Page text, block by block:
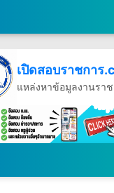
เปิดสอบราชการ
แหล่งหาข้อมูลงานรา
วันศุกร์ที่ 7 เดือนสิงหาคม พ.